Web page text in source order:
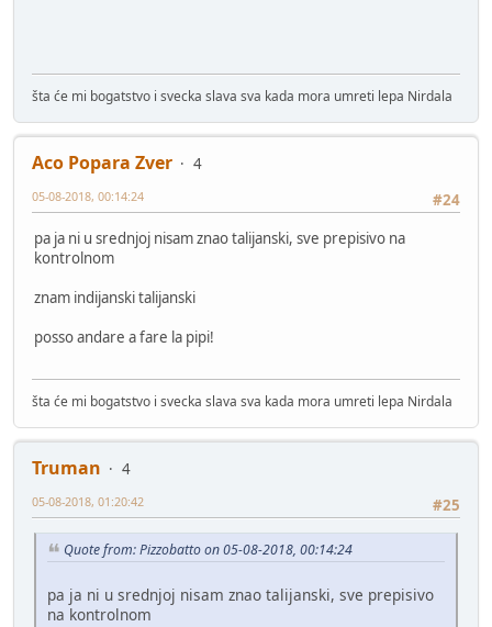
šta će mi bogatstvo i svecka slava sva kada mora umreti lepa Nirdala
Aco Popara Zver
4
#24
05-08-2018, 00:14:24
pa ja ni u srednjoj nisam znao talijanski, sve prepisivo na
kontrolnom
znam indijanski talijanski
posso andare a fare la pipi!
šta će mi bogatstvo i svecka slava sva kada mora umreti lepa Nirdala
Truman
4
#25
05-08-2018, 01:20:42
Quote from: Pizzobatto on 05-08-2018, 00:14:24
pa ja ni u srednjoj nisam znao talijanski, sve prepisivo
na kontrolnom